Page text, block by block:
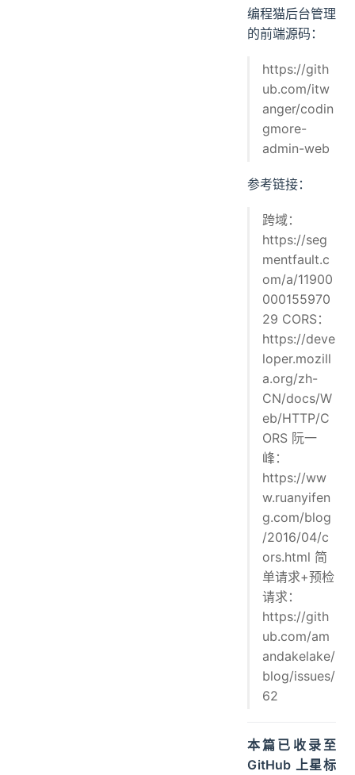
编程猫后台管理
的前端源码：
https://gith
ub.com/itw
anger/codin
gmore-
admin-web
参考链接：
跨域：
https://seg
mentfault.c
om/a/11900
000155970
29 CORS：
https://deve
loper.mozill
a.org/zh-
CN/docs/W
eb/HTTP/C
ORS 阮一
峰：
https://ww
w.ruanyifen
g.com/blog
/2016/04/c
ors.html 简
单请求+预检
请求：
https://gith
ub.com/am
andakelake/
blog/issues/
62
本篇已收录至
GitHub 上星标